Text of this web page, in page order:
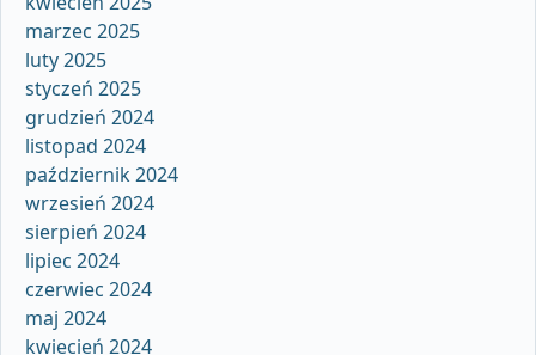
marzec 2025
luty 2025
styczeń 2025
grudzień 2024
listopad 2024
październik 2024
wrzesień 2024
sierpień 2024
lipiec 2024
czerwiec 2024
maj 2024
kwiecień 2024